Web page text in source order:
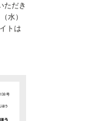
ただき
水）
トは